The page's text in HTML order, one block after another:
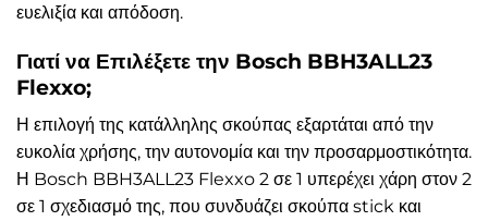
ευελιξία και απόδοση.
Γιατί να Επιλέξετε την Bosch BBH3ALL23
Flexxo;
Η επιλογή της κατάλληλης σκούπας εξαρτάται από την
ευκολία χρήσης, την αυτονομία και την προσαρμοστικότητα.
Η Bosch BBH3ALL23 Flexxo 2 σε 1 υπερέχει χάρη στον 2
σε 1 σχεδιασμό της, που συνδυάζει σκούπα stick και